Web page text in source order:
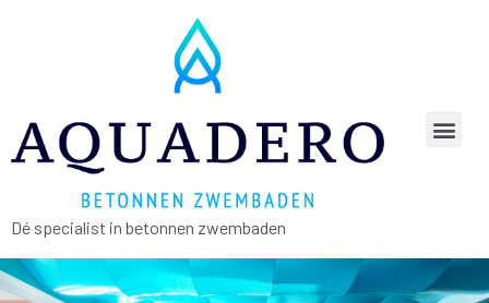
Dé specialist in betonnen zwembaden